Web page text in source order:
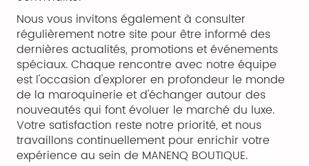
Nous vous invitons également à consulter
régulièrement notre site pour être informé des
dernières actualités, promotions et événements
spéciaux. Chaque rencontre avec notre équipe
est l'occasion d'explorer en profondeur le monde
de la maroquinerie et d'échanger autour des
nouveautés qui font évoluer le marché du luxe.
Votre satisfaction reste notre priorité, et nous
travaillons continuellement pour enrichir votre
expérience au sein de MANENQ BOUTIQUE.